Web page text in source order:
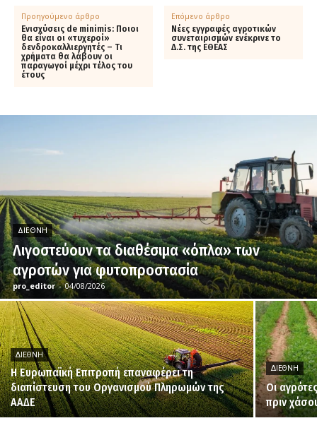
Προηγούμενο άρθρο
Ενισχύσεις de minimis: Ποιοι
θα είναι οι «τυχεροί»
δενδροκαλλιεργητές – Τι
χρήματα θα λάβουν οι
παραγωγοί μέχρι τέλος του
έτους
Επόμενο άρθρο
Νέες εγγραφές αγροτικών
συνεταιρισμών ενέκρινε το
Δ.Σ. της ΕΘΕΑΣ
ΔΙΕΘΝΉ
Λιγοστεύουν τα διαθέσιμα «όπλα» των
αγροτών για φυτοπροστασία
pro_editor - 04/08/2026
ΔΙΕΘΝΉ
H Ευρωπαϊκή Επιτροπή επαναφέρει τη
διαπίστευση του Οργανισμού Πληρωμών της
ΑΑΔΕ
ΔΙΕΘΝΉ
Οι
πριν